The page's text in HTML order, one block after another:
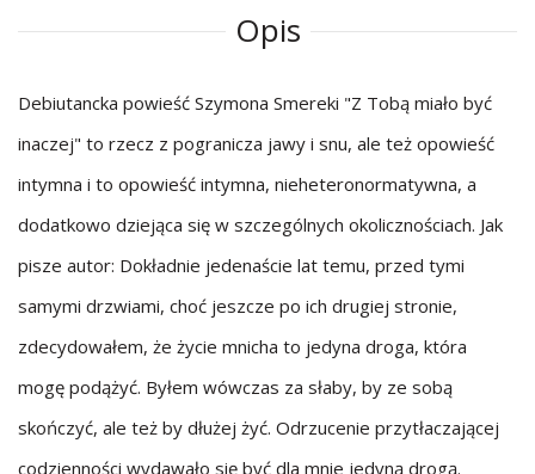
Opis
Debiutancka powieść Szymona Smereki "Z Tobą miało być
inaczej" to rzecz z pogranicza jawy i snu, ale też opowieść
intymna i to opowieść intymna, nieheteronormatywna, a
dodatkowo dziejąca się w szczególnych okolicznościach. Jak
pisze autor: Dokładnie jedenaście lat temu, przed tymi
samymi drzwiami, choć jeszcze po ich drugiej stronie,
zdecydowałem, że życie mnicha to jedyna droga, która
mogę podążyć. Byłem wówczas za słaby, by ze sobą
skończyć, ale też by dłużej żyć. Odrzucenie przytłaczającej
codzienności wydawało się być dla mnie jedyną drogą.